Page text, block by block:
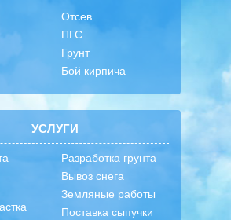
Отсев
ПГС
Грунт
Бой кирпича
УСЛУГИ
Разработка грунта
Вывоз снега
Земляные работы
Поставка сыпучки